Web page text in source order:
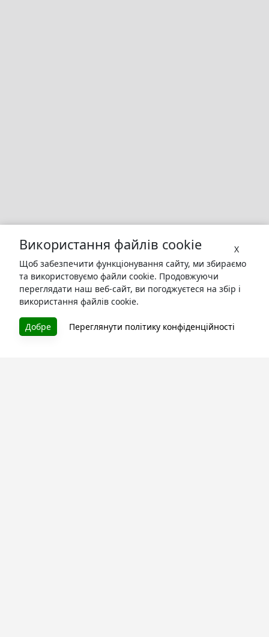
X
Використання файлів cookie
Щоб забезпечити функціонування сайту, ми збираємо
та використовуємо файли cookie. Продовжуючи
переглядати наш веб-сайт, ви погоджуєтеся на збір і
використання файлів cookie.
Добре Переглянути політику конфіденційності